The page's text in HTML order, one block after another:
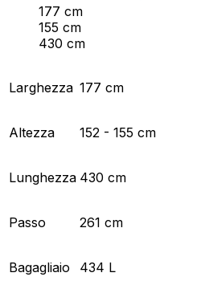
177 cm
155 cm
430 cm
Larghezza 177 cm
Altezza 152 - 155 cm
Lunghezza 430 cm
Passo 261 cm
Bagagliaio 434 L